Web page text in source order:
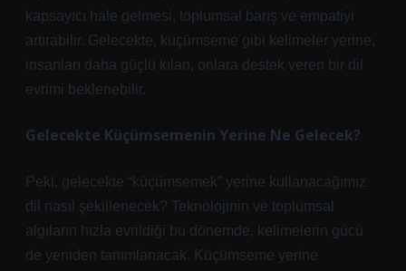
kapsayıcı hale gelmesi, toplumsal barış ve empatiyi
artırabilir. Gelecekte, küçümseme gibi kelimeler yerine,
insanları daha güçlü kılan, onlara destek veren bir dil
evrimi beklenebilir.
Gelecekte Küçümsemenin Yerine Ne Gelecek?
Peki, gelecekte “küçümsemek” yerine kullanacağımız
dil nasıl şekillenecek? Teknolojinin ve toplumsal
algıların hızla evrildiği bu dönemde, kelimelerin gücü
de yeniden tanımlanacak. Küçümseme yerine